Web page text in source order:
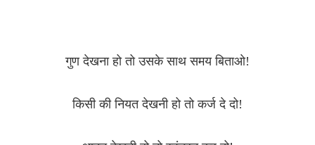
गुण देखना हो तो उसके साथ समय बिताओ!
किसी की नियत देखनी हो तो कर्ज दे दो!